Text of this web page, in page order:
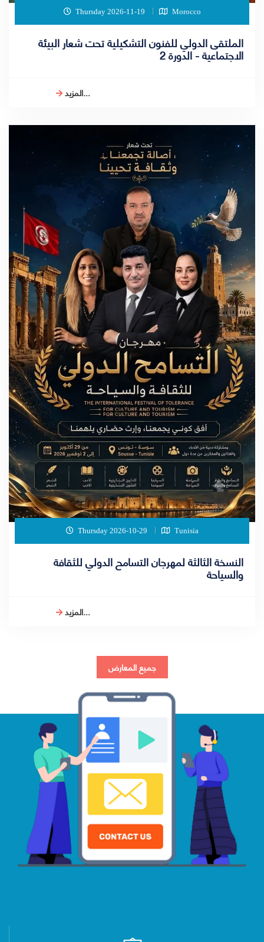
Thursday 2026-11-19 Morocco
الملتقى الدولي للفنون التشكيلية تحت شعار البيئة
الاجتماعية - الدورة 2
المزيد...
Thursday 2026-10-29 Tunisia
النسخة الثالثة لمهرجان التسامح الدولي للثقافة
والسياحة
المزيد...
جميع المعارض